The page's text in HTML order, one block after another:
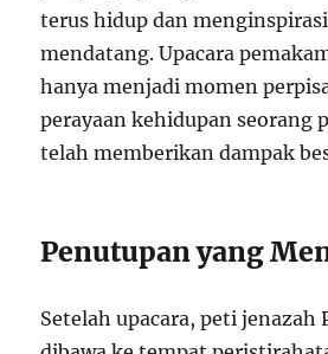
terus hidup dan
mendatang. Upacara
hanya menjadi momen
perayaan kehidupan seorang
telah memberikan dampak
Penutupan yang
Setelah upacara, peti jenazah